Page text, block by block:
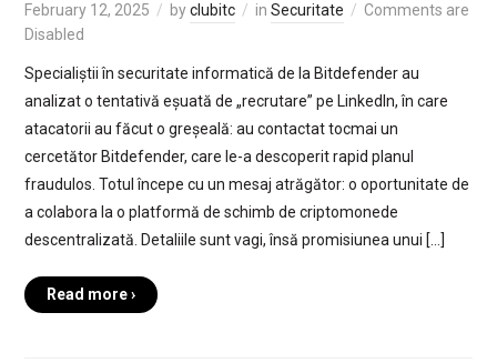
February 12, 2025 byclubitc in Securitate
Comments are
Disabled
Specialiștii în securitate informatică de la Bitdefender au
analizat o tentativă eșuată de „recrutare” pe LinkedIn, în care
atacatorii au făcut o greșeală: au contactat tocmai un
cercetător Bitdefender, care le-a descoperit rapid planul
fraudulos. Totul începe cu un mesaj atrăgător: o oportunitate de
a colabora la o platformă de schimb de criptomonede
descentralizată. Detaliile sunt vagi, însă promisiunea unui […]
Read more ›